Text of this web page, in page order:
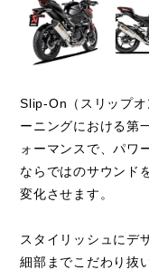
Slip-On（スリップオ
ーニングにおける第
ォーマンスで、パワ
ならではのサウンド
変化させます。
スタイリッシュにデ
細部までこだわり抜